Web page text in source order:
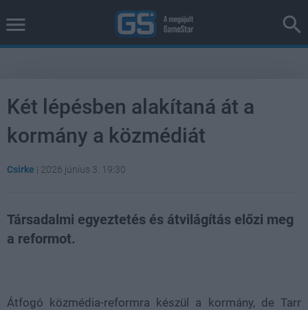
Két lépésben alakítaná át a
kormány a közmédiát
Csirke | 2026 június 3. 19:30
Társadalmi egyeztetés és átvilágítás előzi meg
a reformot.
Átfogó közmédia-reformra készül a kormány, de Tarr